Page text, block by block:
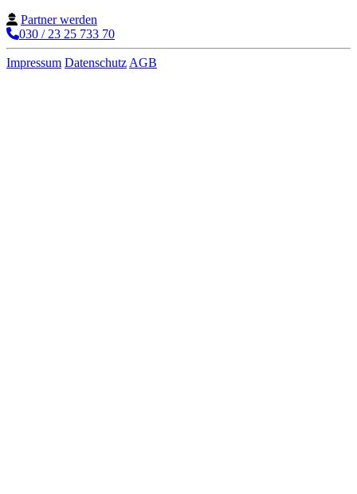
Partner werden
030 / 23 25 733 70
Impressum DatenschutzAGB